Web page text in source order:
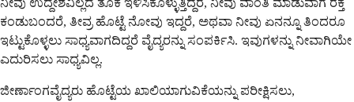
ನೀವು ಉದ್ದೇಶವಿಲ್ಲದೆ ತೂಕ ಇಳಿಸಿಕೊಳ್ಳುತ್ತಿದ್ದರೆ, ನೀವು ವಾಂತಿ ಮಾಡುವಾಗ ರಕ್ತ
ಕಂಡುಬಂದರೆ, ತೀವ್ರ ಹೊಟ್ಟೆ ನೋವು ಇದ್ದರೆ, ಅಥವಾ ನೀವು ಏನನ್ನೂ ತಿಂದರೂ
ಇಟ್ಟುಕೊಳ್ಳಲು ಸಾಧ್ಯವಾಗದಿದ್ದರೆ ವೈದ್ಯರನ್ನು ಸಂಪರ್ಕಿಸಿ. ಇವುಗಳನ್ನು ನೀವಾಗಿಯೇ
ಎದುರಿಸಲು ಸಾಧ್ಯವಿಲ್ಲ.
ಜೀರ್ಣಾಂಗವೈದ್ಯರು ಹೊಟ್ಟೆಯ ಖಾಲಿಯಾಗುವಿಕೆಯನ್ನು ಪರೀಕ್ಷಿಸಲು,